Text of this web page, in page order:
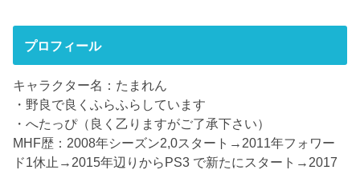
プロフィール
キャラクター名：たまれん
・野良で良くふらふらしています
・へたっぴ（良く乙りますがご了承下さい）
MHF歴：2008年シーズン2,0スタート→2011年フォワー
ド1休止→2015年辺りからPS3 で新たにスタート→2017